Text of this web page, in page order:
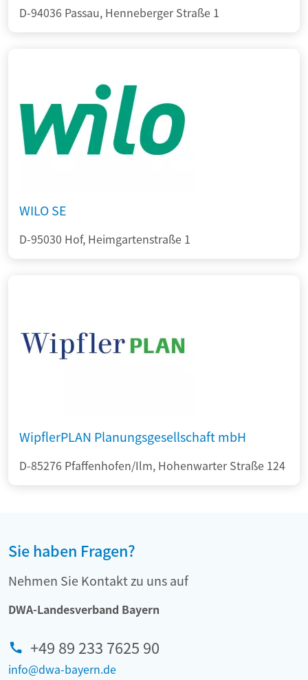
D-94036 Passau, Henneberger Straße 1
WILO SE
D-95030 Hof, Heimgartenstraße 1
WipflerPLAN Planungsgesellschaft mbH
D-85276 Pfaffenhofen/Ilm, Hohenwarter Straße 124
Sie haben Fragen?
Nehmen Sie Kontakt zu uns auf
DWA-Landesverband Bayern
+49 89 233 7625 90
info@dwa-bayern.de